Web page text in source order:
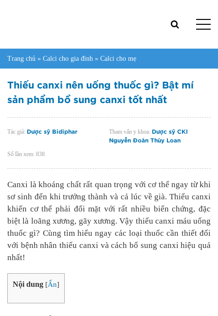
Trang chủ » Calci cho gia đình » Calci cho mẹ
Thiếu canxi nên uống thuốc gì? Bật mí
sản phẩm bổ sung canxi tốt nhất
Tác giả: Dược sỹ Bidiphar Tham vấn y khoa: Dược sỹ CKI
Nguyễn Đoàn Thùy Loan
Số lần xem: 838
Canxi là khoáng chất rất quan trọng với cơ thể ngay từ khi
sơ sinh đến khi trưởng thành và cả lúc về già. Thiếu canxi
khiến cơ thể phải đối mặt với rất nhiều biến chứng, đặc
biệt là loãng xương, gãy xương. Vậy thiếu canxi máu uống
thuốc gì? Cùng tìm hiểu ngay các loại thuốc cần thiết đối
với bệnh nhân thiếu canxi và cách bổ sung canxi hiệu quả
nhất!
Nội dung [Ẩn]